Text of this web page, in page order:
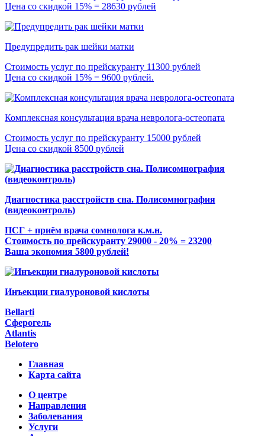
Цена со скидкой 15% = 28630 рублей
Предупредить рак шейки матки
Стоимость услуг по прейскуранту 11300 рублей
Цена со скидкой 15% = 9600 рублей.
Комплексная консультация врача невролога-остеопата
Стоимость услуг по прейскуранту 15000 рублей
Цена со скидкой 8500 рублей
Диагностика расстройств сна. Полисомнография
(видеоконтроль)
ПСГ + приём врача сомнолога к.м.н.
Стоимость по прейскуранту 29000 - 20% = 23200
Ваша экономия 5800 рублей!
Инъекции гиалуроновой кислоты
Bellarti
Сферогель
Atlantis
Belotero
Главная
Карта сайта
О центре
Направления
Заболевания
Услуги